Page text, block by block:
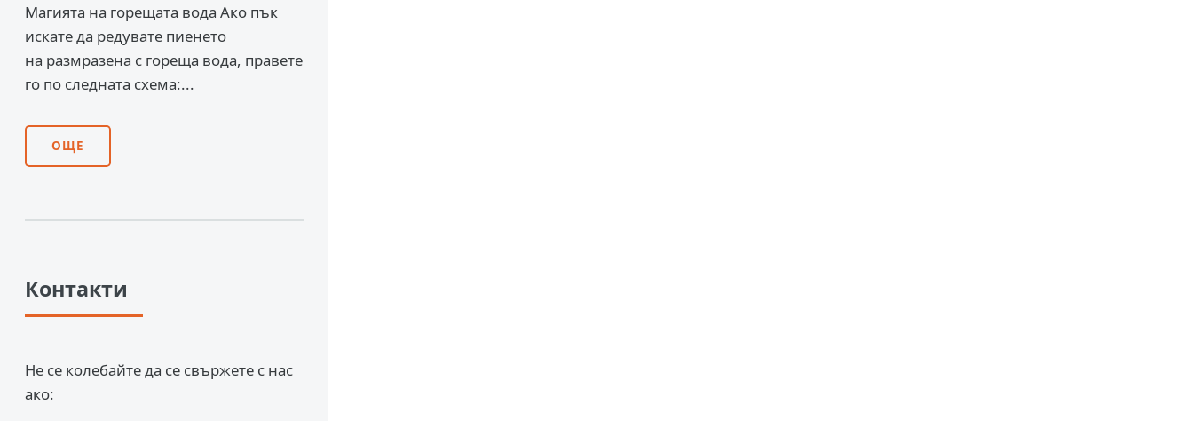
Магията на горещата вода Ако пък
искате да редувате пиенето
на размразена с гореща вода, правете
го по следната схема:...
ОЩЕ
Контакти
Не се колебайте да се свържете с нас
ако: